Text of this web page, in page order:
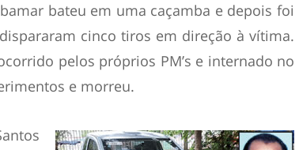
bateu em uma caçamba e depois foi
cinco tiros em direção à vítima.
pelos próprios PM’s e internado no
e morreu.